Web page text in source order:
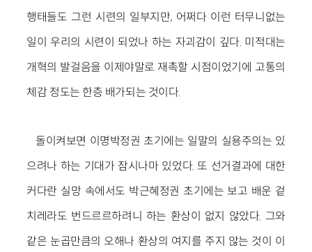
행태들도 그런 시련의 일부지만, 어쩌다 이런 터무니없는
일이 우리의 시련이 되었나 하는 자괴감이 깊다. 미적대는
개혁의 발걸음을 이제야말로 재촉할 시점이었기에 고통의
체감 정도는 한층 배가되는 것이다.
돌이켜보면 이명박정권 초기에는 일말의 실용주의는 있
으려나 하는 기대가 잠시나마 있었다. 또 선거결과에 대한
커다란 실망 속에서도 박근혜정권 초기에는 보고 배운 겉
치레라도 번드르르하려니 하는 환상이 없지 않았다. 그와
같은 눈곱만큼의 오해나 환상의 여지를 주지 않는 것이 이